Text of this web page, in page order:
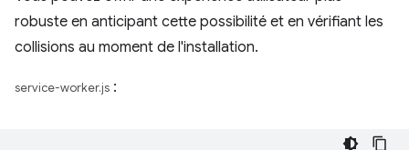
robuste en anticipant cette possibilité et en vérifiant les
collisions au moment de l'installation.
service-worker.js :